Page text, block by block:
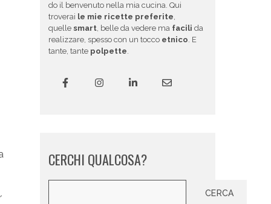
do il benvenuto nella mia cucina. Qui
troverai le mie ricette preferite,
quelle smart, belle da vedere ma facili da
realizzare, spesso con un tocco etnico. E
tante, tante polpette.
CERCHI QUALCOSA?
CERCA